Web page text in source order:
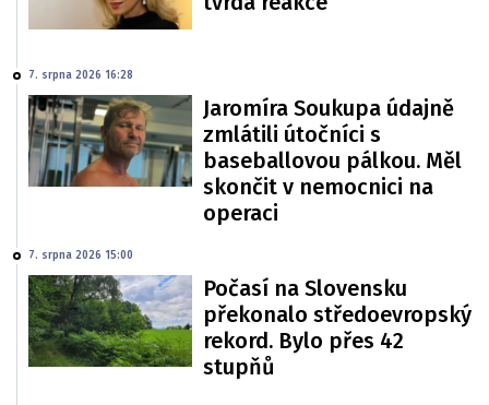
7. srpna 2026 16:28
Jaromíra Soukupa údajně
zmlátili útočníci s
baseballovou pálkou. Měl
skončit v nemocnici na
operaci
7. srpna 2026 15:00
Počasí na Slovensku
překonalo středoevropský
rekord. Bylo přes 42
stupňů